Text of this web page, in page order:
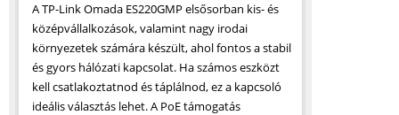
A TP-Link Omada ES220GMP elsősorban kis- és
középvállalkozások, valamint nagy irodai
környezetek számára készült, ahol fontos a stabil
és gyors hálózati kapcsolat. Ha számos eszközt
kell csatlakoztatnod és táplálnod, ez a kapcsoló
ideális választás lehet. A PoE támogatás